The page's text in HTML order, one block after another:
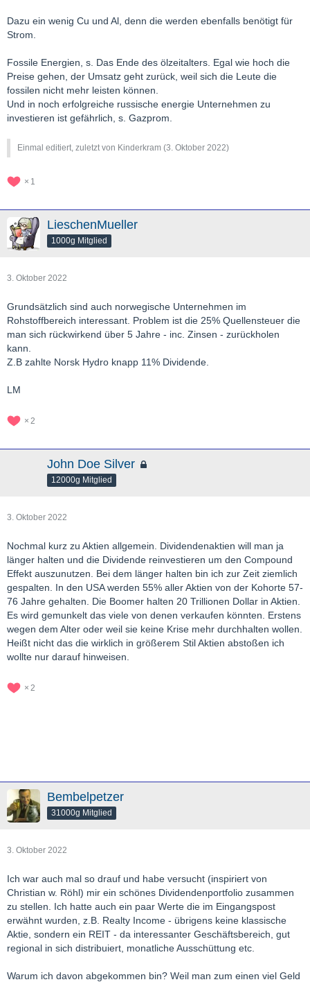
Dazu ein wenig Cu und Al, denn die werden ebenfalls benötigt für
Strom.
Fossile Energien, s. Das Ende des ölzeitalters. Egal wie hoch die
Preise gehen, der Umsatz geht zurück, weil sich die Leute die
fossilen nicht mehr leisten können.
Und in noch erfolgreiche russische energie Unternehmen zu
investieren ist gefährlich, s. Gazprom.
Einmal editiert, zuletzt von Kinderkram (3. Oktober 2022)
1
LieschenMueller
1000g Mitglied
3. Oktober 2022
Grundsätzlich sind auch norwegische Unternehmen im
Rohstoffbereich interessant. Problem ist die 25% Quellensteuer die
man sich rückwirkend über 5 Jahre - inc. Zinsen - zurückholen
kann.
Z.B zahlte Norsk Hydro knapp 11% Dividende.
LM
2
John Doe Silver
12000g Mitglied
3. Oktober 2022
Nochmal kurz zu Aktien allgemein. Dividendenaktien will man ja
länger halten und die Dividende reinvestieren um den Compound
Effekt auszunutzen. Bei dem länger halten bin ich zur Zeit ziemlich
gespalten. In den USA werden 55% aller Aktien von der Kohorte 57-
76 Jahre gehalten. Die Boomer halten 20 Trillionen Dollar in Aktien.
Es wird gemunkelt das viele von denen verkaufen könnten. Erstens
wegen dem Alter oder weil sie keine Krise mehr durchhalten wollen.
Heißt nicht das die wirklich in größerem Stil Aktien abstoßen ich
wollte nur darauf hinweisen.
2
Bembelpetzer
31000g Mitglied
3. Oktober 2022
Ich war auch mal so drauf und habe versucht (inspiriert von
Christian w. Röhl) mir ein schönes Dividendenportfolio zusammen
zu stellen. Ich hatte auch ein paar Werte die im Eingangspost
erwähnt wurden, z.B. Realty Income - übrigens keine klassische
Aktie, sondern ein REIT - da interessanter Geschäftsbereich, gut
regional in sich distribuiert, monatliche Ausschüttung etc.
Warum ich davon abgekommen bin? Weil man zum einen viel Geld